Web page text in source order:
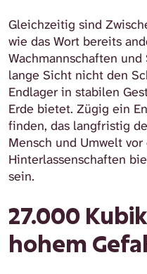
Gleichzeitig sind
wie das Wort bereits
Wachmannschaften
lange Sicht nicht den
Endlager in stabilen
Erde bietet. Zügig ein
finden, das langfristig
Mensch und Umwelt
Hinterlassenschaften
sein.
27.000
hohem